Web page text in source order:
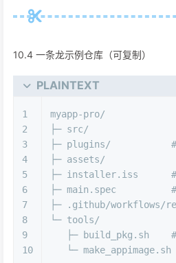
10.4 一条龙示例仓库（可复制）
PLAINTEXT
1
2
3
4
5
6
7
8
9
10
myapp-pro/
├─ src/
├─ plugins/           # 空
├─ assets/
├─ installer.iss      #
├─ main.spec          #
├─ .github/workflows/
└─ tools/
├─ build_pkg.sh
   └─ make_appimage.sh